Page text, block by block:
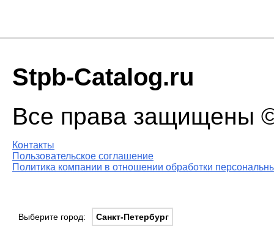
Stpb-Catalog.ru
Все права защищены
Контакты
Пользовательское соглашение
Политика компании в отношении обработки
Выберите город: Санкт-Петербург